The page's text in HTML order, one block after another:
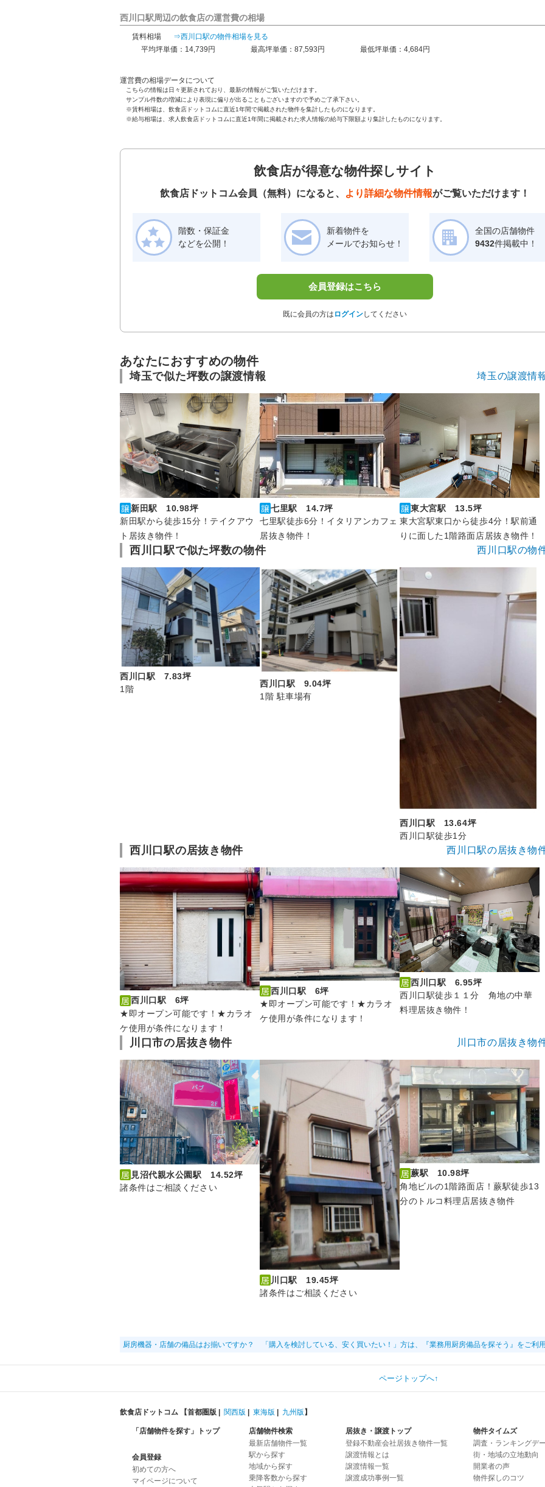
西川口駅周辺の飲食店の運営費の相場
賃料相場
⇒西川口駅の物件相場を見る
平均坪単価：14,739円
最高坪単価：87,593円 最低坪単価：4,684円
運営費の相場データについて
こちらの情報は日々更新されており、最新の情報がご覧いただけます。
サンプル件数の増減により表現に偏りが出ることもございますので予めご了承下さい。
※賃料相場は、飲食店ドットコムに直近1年間で掲載された物件を集計したものになります。
※給与相場は、求人飲食店ドットコムに直近1年間に掲載された求人情報の給与下限額より集計したものになります。
飲食店が得意な物件探しサイト
飲食店ドットコム会員（無料）になると、 より詳細な物件情報がご覧いただけます！
階数・保証金
などを公開！
新着物件を
メールでお知らせ！
全国の店舗物件
9432件掲載中！
会員登録はこちら
既に会員の方は ログインしてください
あなたにおすすめの物件
埼玉で似た坪数の譲渡情報 埼玉の譲渡情
新田駅 10.98坪
新田駅から徒歩15分！テイクアウ
ト居抜き物件！
七里駅 14.7坪
七里駅徒歩6分！イタリアンカフェ
居抜き物件！
東大宮駅 13.5坪
東大宮駅東口から徒歩4分！駅前通
りに面した1階路面店居抜き物件！
西川口駅で似た坪数の物件 西川口駅の物
西川口駅 7.83坪
1階
西川口駅 9.04坪
1階 駐車場有
西川口駅 13.64坪
西川口駅徒歩1分
西川口駅の居抜き物件 西川口駅の居抜き物
西川口駅 6坪
★即オープン可能です！★カラオ
ケ使用が条件になります！
西川口駅 6坪
★即オープン可能です！★カラオ
ケ使用が条件になります！
西川口駅 6.95坪
西川口駅徒歩１１分 角地の中華
料理居抜き物件！
川口市の居抜き物件 川口市の居抜き物
見沼代親水公園駅 14.52坪
諸条件はご相談ください
川口駅 19.45坪
諸条件はご相談ください
蕨駅 10.98坪
角地ビルの1階路面店！蕨駅徒歩13
分のトルコ料理店居抜き物件
厨房機器・店舗の備品はお揃いですか？ 「購入を検討している、安く買いたい！」方は、『業務用厨房備品を探そう』をご利
ページトップへ↑
飲食店ドットコム 【首都圏版 関西版 東海版 九州版 】
「店舗物件を探す」トップ
会員登録
初めての方へ
マイページについて
店舗物件検索
最新店舗物件一覧
駅から探す
地域から探す
乗降客数から探す
居抜き・譲渡トップ
登録不動産会社居抜き物件一覧
譲渡情報とは
譲渡情報一覧
譲渡成功事例一覧
物件タイムズ
調査・ランキングデ
街・地域の立地動向
開業者の声
物件探しのコツ